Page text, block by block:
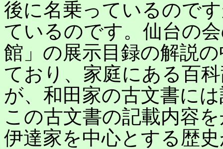
後に名乗っているので
ているのです。仙台の
館」の展示目録の解説
ており、家庭にある百
が、和田家の古文書に
この古文書の記載内容
伊達家を中心とする歴